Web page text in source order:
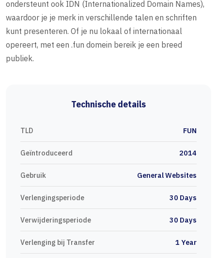
ondersteunt ook IDN (Internationalized Domain Names),
waardoor je je merk in verschillende talen en schriften
kunt presenteren. Of je nu lokaal of internationaal
opereert, met een .fun domein bereik je een breed
publiek.
Technische details
TLD FUN
Geïntroduceerd 2014
Gebruik General Websites
Verlengingsperiode 30 Days
Verwijderingsperiode 30 Days
Verlenging bij Transfer 1 Year